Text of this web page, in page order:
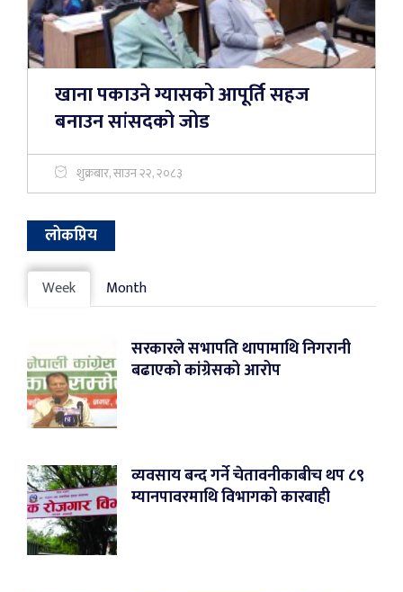
खाना पकाउने ग्यासको आपूर्ति सहज
बनाउन सांसदको जोड
शुक्रबार, साउन २२, २०८३
लोकप्रिय
Week Month
सरकारले सभापति थापामाथि निगरानी
बढाएको कांग्रेसको आरोप
व्यवसाय बन्द गर्ने चेतावनीकाबीच थप ८९
म्यानपावरमाथि विभागको कारबाही